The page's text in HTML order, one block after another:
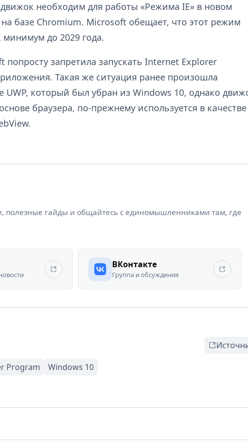
необходим для работы «Режима IE» в новом
базе Chromium. Microsoft обещает, что этот режим
минимум до 2029 года.
запретила запускать Internet Explorer
Такая же ситуация ранее произошла
UWP, который был убран из Windows 10, однако
браузера, по-прежнему используется в качестве
полезные гайды и общайтесь с единомышленниками там, где
ВКонтакте
Группа и обсуждения